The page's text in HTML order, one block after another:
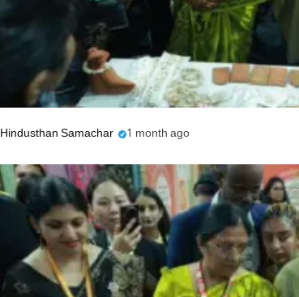
Hindusthan Samachar 1 month ago